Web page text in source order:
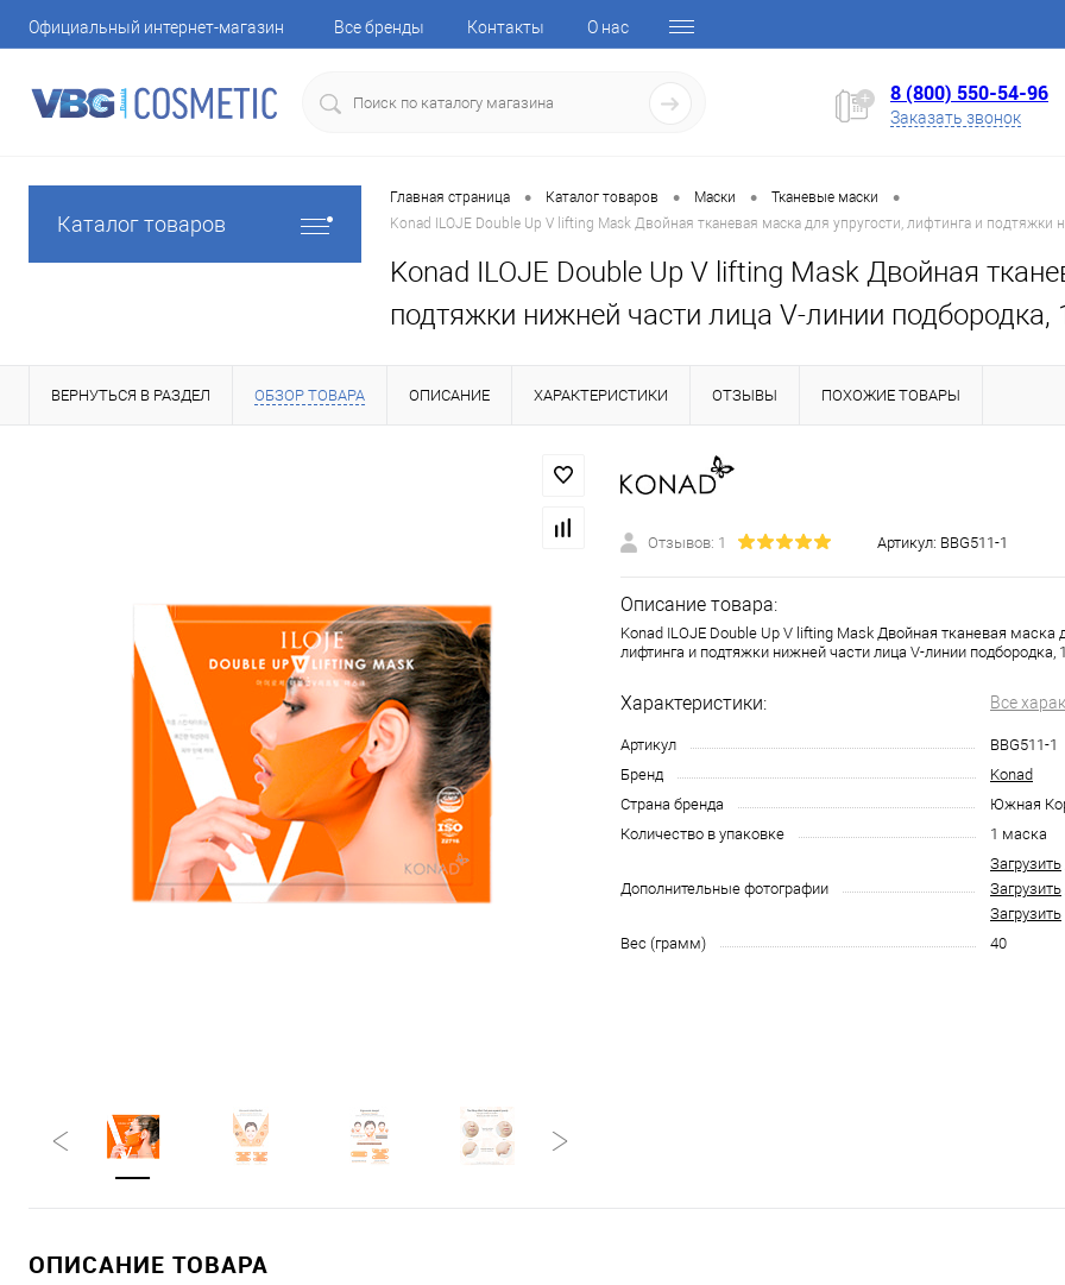
Официальный интернет-магазин Все бренды Контакты О нас
8 (800) 550-54-96
Заказать звонок
Каталог товаров
Главная страница • Каталог товаров • Маски • Тканевые маски •
Konad ILOJE Double Up V lifting Mask Двойная тканевая маска для упругости, лифтинга и
Konad ILOJE Double Up V lifting Mask Двойная
подтяжки нижней части лица V-линии подбородка,
ВЕРНУТЬСЯ В РАЗДЕЛ ОБЗОР ТОВАРА ОПИСАНИЕ ХАРАКТЕРИСТИКИ ОТЗЫВЫ ПОХОЖИЕ ТОВАРЫ
Отзывов: 1 Артикул: BBG511-1
Описание товара:
Konad ILOJE Double Up V lifting Mask Двойная тканевая маска
лифтинга и подтяжки нижней части лица V-линии подбородка,
Характеристики: Все
Артикул
BBG511-1
Бренд
Konad
Страна бренда
Южная
Количество в упаковке
1 маска
Дополнительные фотографии
Загрузить
Загрузить
Загрузить
Вес (грамм)
40
ОПИСАНИЕ ТОВАРА